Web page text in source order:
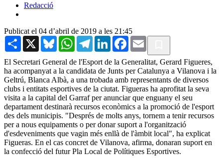
Redacció
Publicat el 04 d’abril de 2019 a les 21:45
Share X BlueskyWhatsAppTelegramLinkedInFacebook
Email
El Secretari General de l'Esport de la Generalitat, Gerard Figueres,
ha acompanyat a la candidata de Junts per Catalunya a Vilanova i la
Geltrú, Blanca Albà, a una trobada amb representants de diversos
clubs i entitats esportives de la ciutat. Figueras ha aprofitat la seva
visita a la capital del Garraf per anunciar que enguany el seu
departament destinarà recursos econòmics a la promoció de l'esport
des dels municipis. "Després de molts anys, tornem a tenir recursos
per a nous equipaments o per donar suport a l'organització
d'esdeveniments que vagin més enllà de l'àmbit local", ha explicat
Figueras. En el cas concret de Vilanova, afirma, donaran suport en
la confecció del futur Pla Local de Polítiques Esportives.